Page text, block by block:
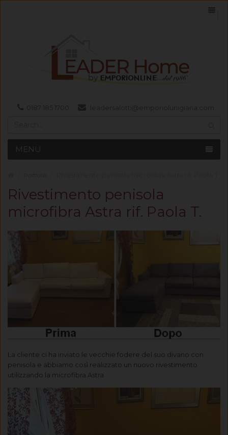
MENU
Rivestimento penisola
microfibra Astra rif. Paola T.
La cliente ci ha inviato le vecchie fodere del suo divano con
penisola e abbiamo così realizzato un nuovo rivestimento
utilizzando la microfibra Astra.